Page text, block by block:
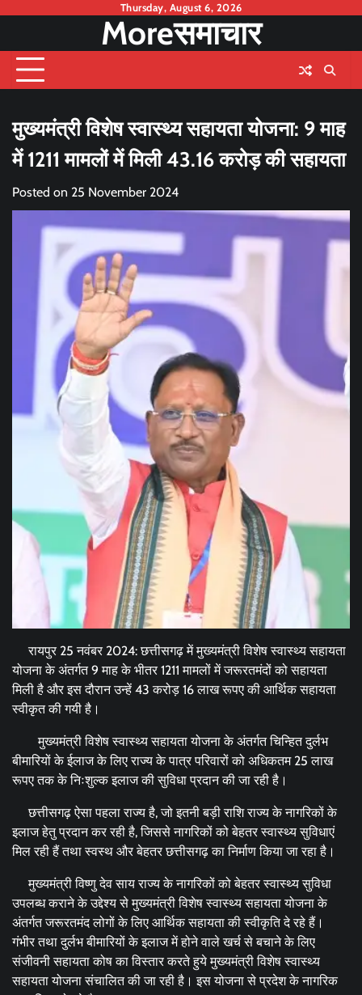
content
Thursday, August 6, 2026
Moreसमाचार
मुख्यमंत्री विशेष स्वास्थ्य सहायता योजना: 9 माह
में 1211 मामलों में मिली 43.16 करोड़ की सहायता
Posted on 25 November 2024
रायपुर 25 नवंबर 2024: छत्तीसगढ़ में मुख्यमंत्री विशेष स्वास्थ्य सहायता
योजना के अंतर्गत 9 माह के भीतर 1211 मामलों में जरूरतमंदों को सहायता
मिली है और इस दौरान उन्हें 43 करोड़ 16 लाख रूपए की आर्थिक सहायता
स्वीकृत की गयी है।
मुख्यमंत्री विशेष स्वास्थ्य सहायता योजना के अंतर्गत चिन्हित दुर्लभ
बीमारियों के ईलाज के लिए राज्य के पात्र परिवारों को अधिकतम 25 लाख
रूपए तक के निःशुल्क इलाज की सुविधा प्रदान की जा रही है।
छत्तीसगढ़ ऐसा पहला राज्य है, जो इतनी बड़ी राशि राज्य के नागरिकों के
इलाज हेतु प्रदान कर रही है, जिससे नागरिकों को बेहतर स्वास्थ्य सुविधाएं
मिल रही हैं तथा स्वस्थ और बेहतर छत्तीसगढ़ का निर्माण किया जा रहा है।
मुख्यमंत्री विष्णु देव साय राज्य के नागरिकों को बेहतर स्वास्थ्य सुविधा
उपलब्ध कराने के उद्देश्य से मुख्यमंत्री विशेष स्वास्थ्य सहायता योजना के
अंतर्गत जरूरतमंद लोगों के लिए आर्थिक सहायता की स्वीकृति दे रहे हैं।
गंभीर तथा दुर्लभ बीमारियों के इलाज में होने वाले खर्च से बचाने के लिए
संजीवनी सहायता कोष का विस्तार करते हुये मुख्यमंत्री विशेष स्वास्थ्य
सहायता योजना संचालित की जा रही है। इस योजना से प्रदेश के नागरिक